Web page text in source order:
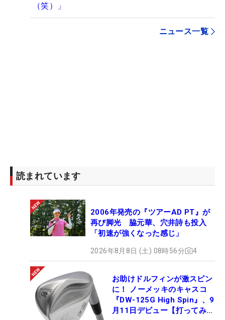
（笑）」
ニュース一覧
読まれています
2006年発売の『ツアーAD PT』が
再び脚光 脇元華、穴井詩も投入
「初速が強くなった感じ」
2026年8月8日 (土) 08時56分 4
お助けドルフィンが激スピン
に！ ノーメッキのキャスコ
『DW-125G High Spin』、9
月11日デビュー【打ってみ